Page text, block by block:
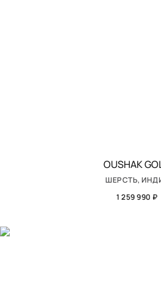
OUSHAK
ШЕРСТЬ,
1 259 990 ₽